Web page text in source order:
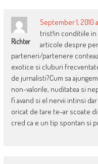
Richter
September 1, 2010
trist!in conditiile in
articole despre
parteneri/partenere
exotice si cluburi
de jurnalisti?Cum sa
non-valorile, nuditatea si
fi avand si el nervii intinsi
oricat de tare te-ar scoate
cred ca e un tip spontan si